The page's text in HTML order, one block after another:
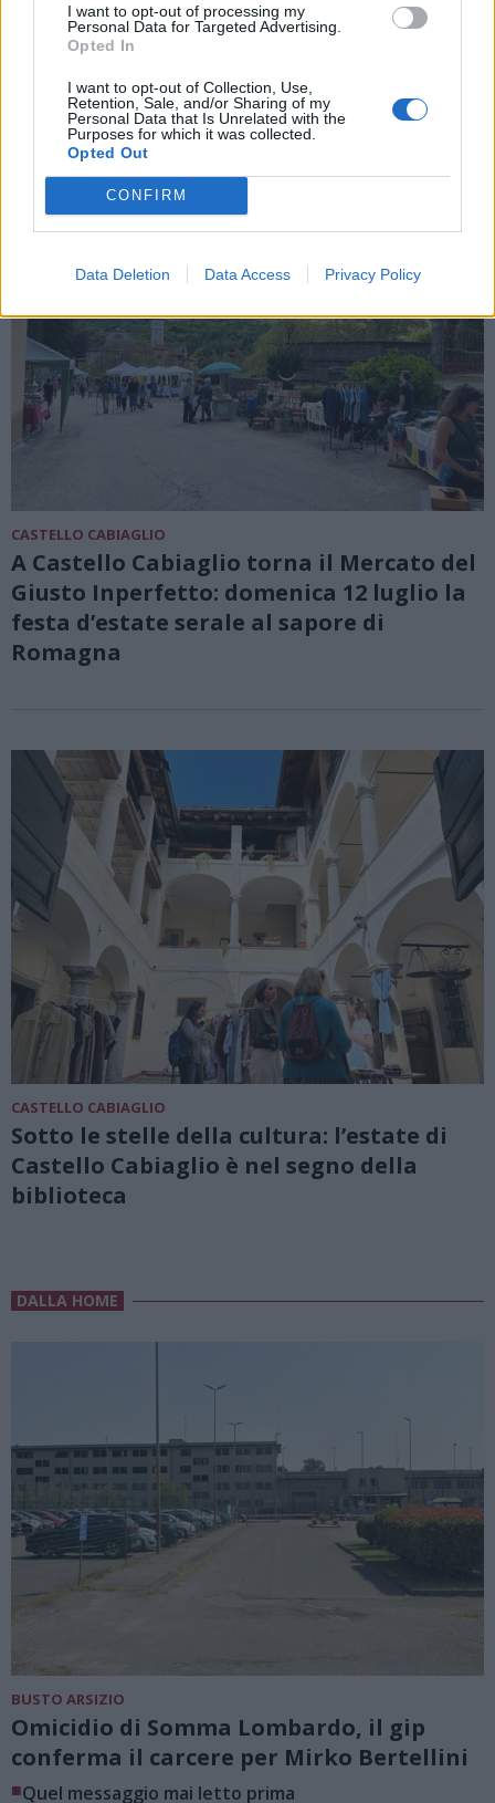
I want to opt-out of processing my
Personal Data for Targeted Advertising.
Opted In
I want to opt-out of Collection, Use,
Retention, Sale, and/or Sharing of my
Personal Data that Is Unrelated with the
Purposes for which it was collected.
Opted Out
CONFIRM
Data Deletion Data Access Privacy Policy
A Castello Cabiaglio dai Castanicoltori
nasce un laboratorio alimentare per
valorizzare i frutti del bosco
CASTELLO CABIAGLIO
A Castello Cabiaglio torna il Mercato del
Giusto Inperfetto: domenica 12 luglio la
festa d’estate serale al sapore di
Romagna
CASTELLO CABIAGLIO
Sotto le stelle della cultura: l’estate di
Castello Cabiaglio è nel segno della
biblioteca
DALLA HOME
BUSTO ARSIZIO
Omicidio di Somma Lombardo, il gip
conferma il carcere per Mirko Bertellini
■Quel messaggio mai letto prima